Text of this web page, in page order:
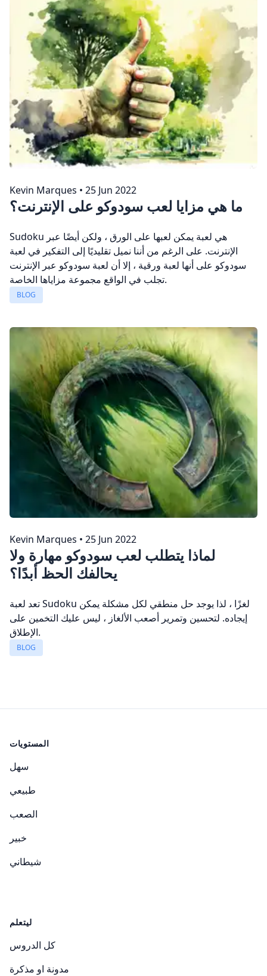
Kevin Marques • 25 Jun 2022
ما هي مزايا لعب سودوكو على الإنترنت؟
Sudoku هي لعبة يمكن لعبها على الورق ، ولكن أيضًا عبر
الإنترنت. على الرغم من أننا نميل تقليديًا إلى التفكير في لعبة
سودوكو على أنها لعبة ورقية ، إلا أن لعبة سودوكو عبر الإنترنت
تجلب في الواقع مجموعة مزاياها الخاصة.
BLOG
Kevin Marques • 25 Jun 2022
لماذا يتطلب لعب سودوكو مهارة ولا
يحالفك الحظ أبدًا؟
تعد لعبة Sudoku لغزًا ، لذا يوجد حل منطقي لكل مشكلة يمكن
إيجاده. لتحسين وتمرير أصعب الألغاز ، ليس عليك التخمين على
الإطلاق.
BLOG
المستويات
سهل
طبيعي
الصعب
خبير
شيطاني
ليتعلم
كل الدروس
مدونة او مذكرة